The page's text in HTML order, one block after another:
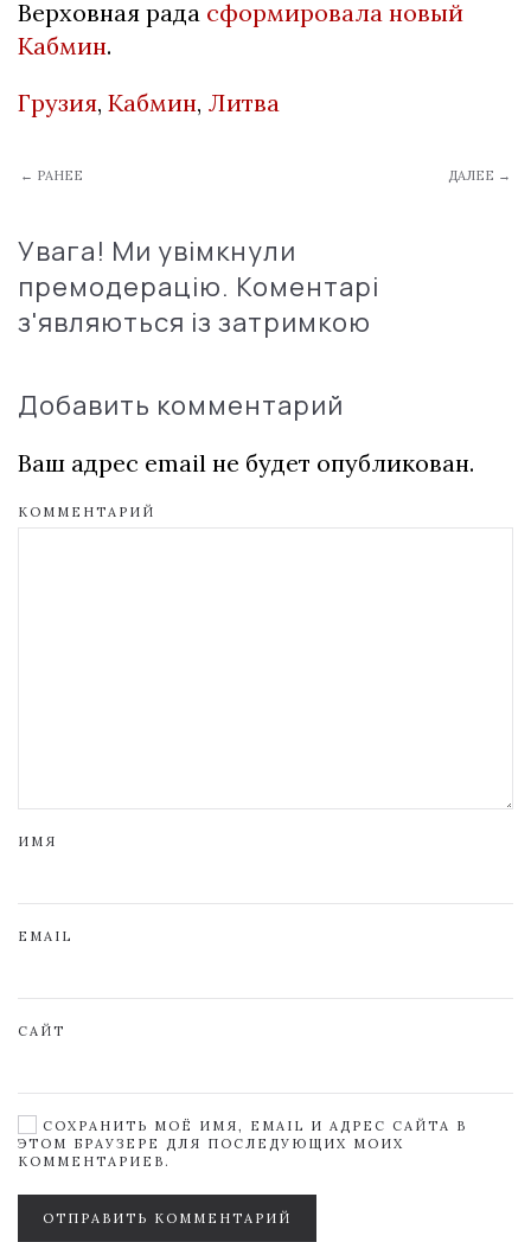
Верховная рада сформировала новый
Кабмин.
Грузия, Кабмин, Литва
← РАНЕЕ ДАЛЕЕ →
Увага! Ми увімкнули
премодерацію. Коментарі
з'являються із затримкою
Добавить комментарий
Ваш адрес email не будет опубликован.
КОММЕНТАРИЙ
ИМЯ
EMAIL
САЙТ
СОХРАНИТЬ МОЁ ИМЯ, EMAIL И АДРЕС САЙТА В
ЭТОМ БРАУЗЕРЕ ДЛЯ ПОСЛЕДУЮЩИХ МОИХ
КОММЕНТАРИЕВ.
ОТПРАВИТЬ КОММЕНТАРИЙ